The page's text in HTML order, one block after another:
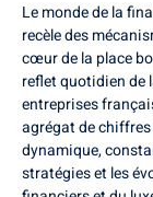
Le monde de la
recèle des
cœur de la place
reflet quotidien de
entreprises
agrégat de
dynamique,
stratégies et les